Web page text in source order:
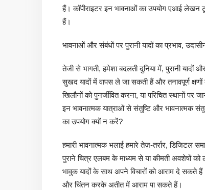
हैं। कॉपीराइटर इन भावनाओं का उपयोग एआई
हैं।
भावनाओं और संबंधों पर पुरानी यादों का प्रभाव,
तेजी से भागती, हमेशा बदलती दुनिया में, पुरानी
सुखद यादों में वापस ले जा सकती हैं और तनावपूर्ण
खिलौनों को पुनर्जीवित करना, या परिचित स्थानों
इन भावनात्मक यात्राओं से संतुष्टि और भावनात्मक
का उपयोग क्यों न करें?
हमारी भावनात्मक भलाई हमारे तेज़-तर्रार, डिजिटल
पुराने चित्र एलबम के माध्यम से या कीमती अवशेषों
भावुक यादों के साथ अपने विचारों को आराम दे सकते
और चिंतन करके अतीत में आराम पा सकते हैं।